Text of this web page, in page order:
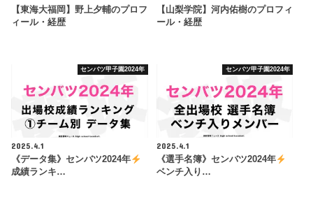
【東海大福岡】野上夕輔のプロフ
ィール・経歴
【山梨学院】河内佑樹のプロフィ
ール・経歴
センバツ甲子園2024年
2025.4.1
《データ集》センバツ2024年
成績ランキ…
センバツ甲子園2024年
2025.4.1
《選手名簿》センバツ2024年
ベンチ入り…